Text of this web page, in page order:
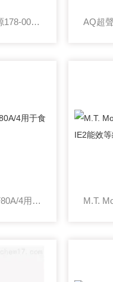
BUI 100.1Kniel電源178-002-00核心性能
M.T. Motori電機TF80A/4用于食品加工設備